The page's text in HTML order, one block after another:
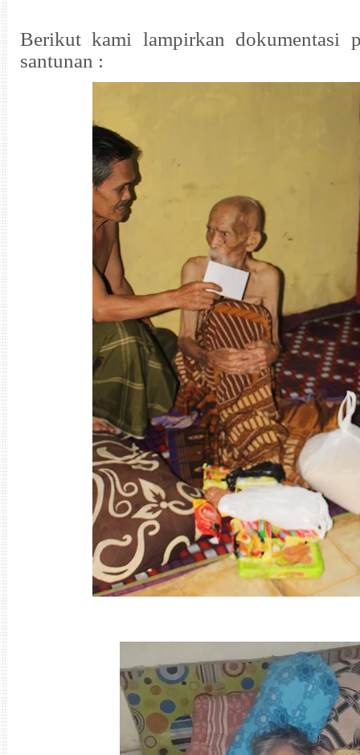
Berikut kami lampirkan dokumentasi
santunan :